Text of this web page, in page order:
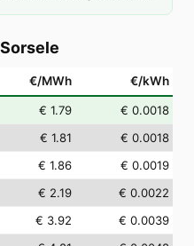
Sorsele
€/MWh €/kWh
€ 1.79
€ 0.0018
€ 1.81
€ 0.0018
€ 1.86
€ 0.0019
€ 2.19
€ 0.0022
€ 3.92
€ 0.0039